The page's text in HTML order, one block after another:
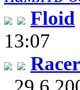
Floid
13:07